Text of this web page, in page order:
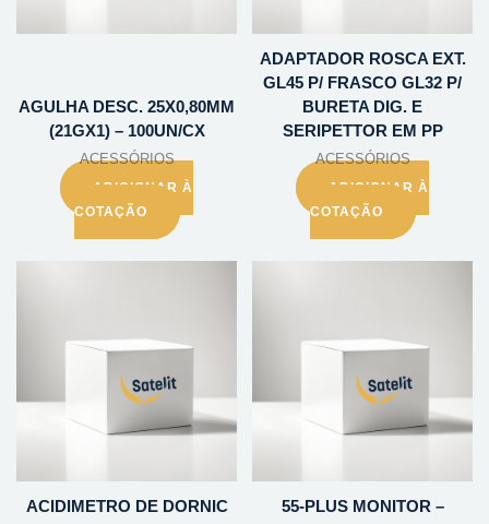
AGULHA DESC. 25X0,80MM
(21GX1) – 100UN/CX
ACESSÓRIOS
ADICIONAR À
COTAÇÃO
ADAPTADOR ROSCA EXT.
GL45 P/ FRASCO GL32 P/
BURETA DIG. E
SERIPETTOR EM PP
ACESSÓRIOS
ADICIONAR À
COTAÇÃO
ACIDIMETRO DE DORNIC
55-PLUS MONITOR –